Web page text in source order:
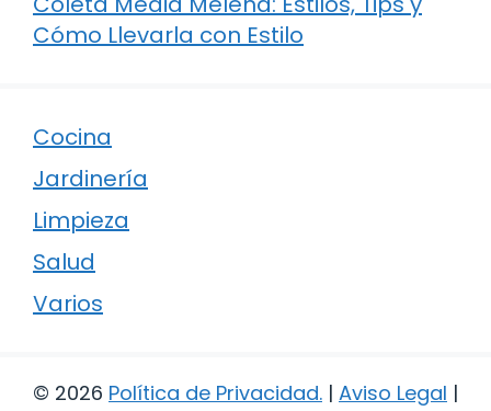
Cómo Llevarla con Estilo
Cocina
Jardinería
Limpieza
Salud
Varios
© 2026 Política de Privacidad. | Aviso Legal |